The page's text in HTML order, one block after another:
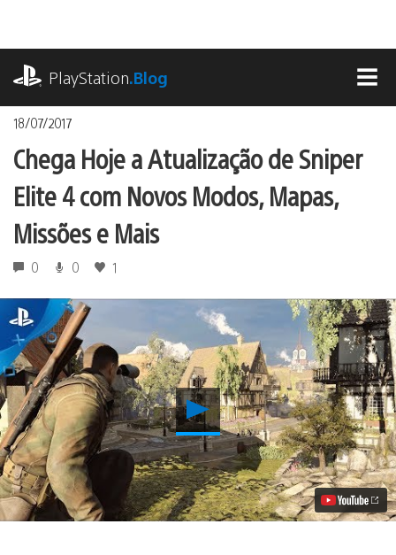
o
conteúdoPlayStation.Blog
18/07/2017
Chega Hoje a Atualização de Sniper
Elite 4 com Novos Modos, Mapas,
Missões e Mais
0 0 1
Reproduzir
Chega
Hoje
a
Atualização
de
Sniper
Elite